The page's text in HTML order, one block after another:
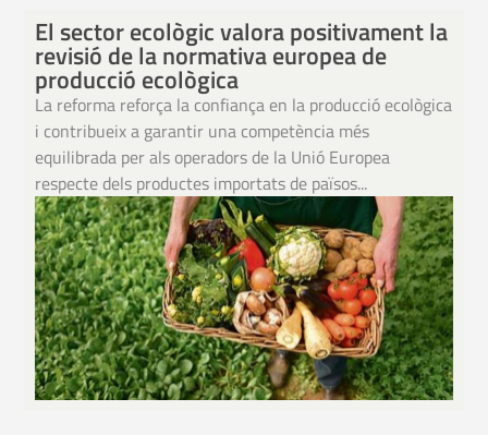
El sector ecològic valora positivament la
revisió de la normativa europea de
producció ecològica
La reforma reforça la confiança en la producció ecològica
i contribueix a garantir una competència més
equilibrada per als operadors de la Unió Europea
respecte dels productes importats de països...